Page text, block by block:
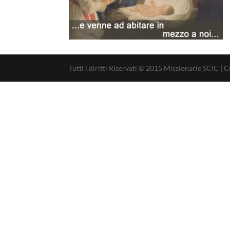
Tutti i diritti Riservati © 2015 Missionarie SCIC |